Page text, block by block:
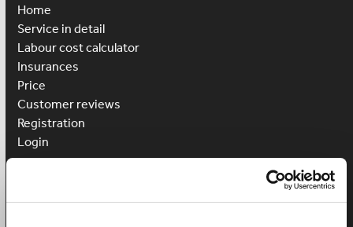
Home
Service in detail
Labour cost calculator
Insurances
Price
Customer reviews
Registration
Login